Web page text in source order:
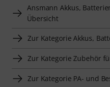
Ansmann Akkus,
Übersicht
Zur Kategorie Akkus,
Zur Kategorie Zubehör
Zur Kategorie PA- und